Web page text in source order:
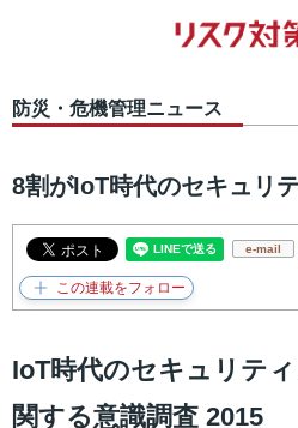
防災・危機管理ニュース
8割がIoT時代のセキュリ
e-mail
IoT時代のセキュリテ
関する意識調査 2015